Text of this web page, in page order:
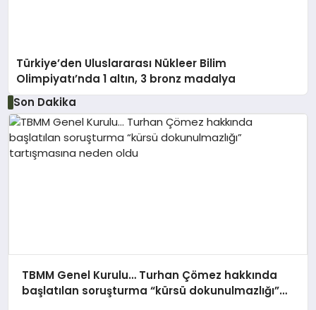
Türkiye’den Uluslararası Nükleer Bilim
Olimpiyatı’nda 1 altın, 3 bronz madalya
Son Dakika
TBMM Genel Kurulu… Turhan Çömez hakkında
başlatılan soruşturma “kürsü dokunulmazlığı”